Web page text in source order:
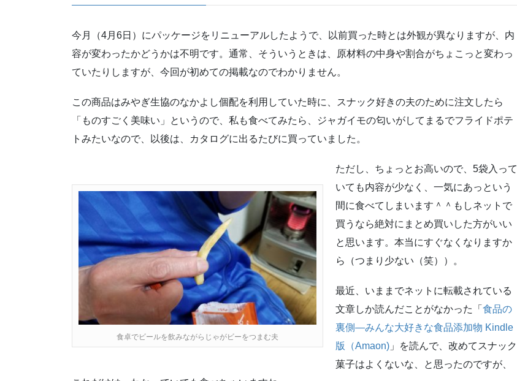
今月（4月6日）にパッケージをリニューアルしたようで、以前買った時とは外観が異なりますが、内
容が変わったかどうかは不明です。通常、そういうときは、原材料の中身や割合がちょこっと変わっ
ていたりしますが、今回が初めての掲載なのでわかりません。
この商品はみやぎ生協のなかよし個配を利用していた時に、スナック好きの夫のために注文したら
「ものすごく美味い」というので、私も食べてみたら、ジャガイモの匂いがしてまるでフライドポテ
トみたいなので、以後は、カタログに出るたびに買っていました。
食卓でビールを飲みながらじゃがビーをつまむ夫
ただし、ちょっとお高いので、5袋入って
いても内容が少なく、一気にあっという
間に食べてしまいます＾＾もしネットで
買うなら絶対にまとめ買いした方がいい
と思います。本当にすぐなくなりますか
ら（つまり少ない（笑））。
最近、いままでネットに転載されている
文章しか読んだことがなかった「 食品の
裏側―みんな大好きな食品添加物 Kindle
版（Amaon) 」を読んで、改めてスナック
菓子はよくないな、と思ったのですが、